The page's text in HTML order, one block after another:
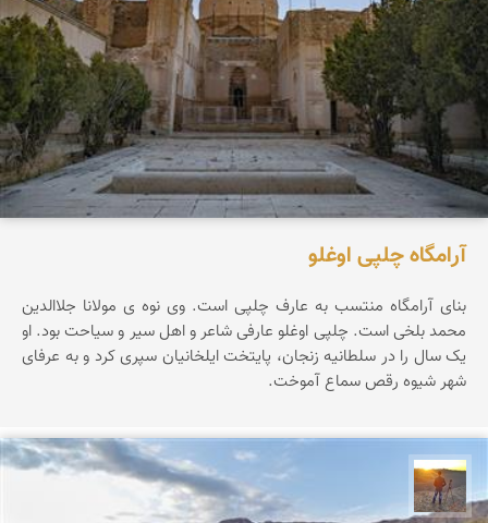
آرامگاه چلپی اوغلو
بنای آرامگاه منتسب به عارف چلپی است. وی نوه ی مولانا جلاالدین
محمد بلخی است. چلپی اوغلو عارفی شاعر و اهل سیر و سیاحت بود. او
یک سال را در سلطانیه زنجان، پایتخت ایلخانیان سپری کرد و به عرفای
شهر شیوه رقص سماع آموخت.